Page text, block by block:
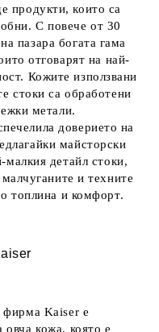
продукти, които са
С повече от 30
пазара богата гама
отговарят на най-
Кожите използвани
стоки са обработени
метали.
доверието на
майсторски
детайл стоки,
и техните
топлина и комфорт.
фирма Kaiser е
овча кожа, която е